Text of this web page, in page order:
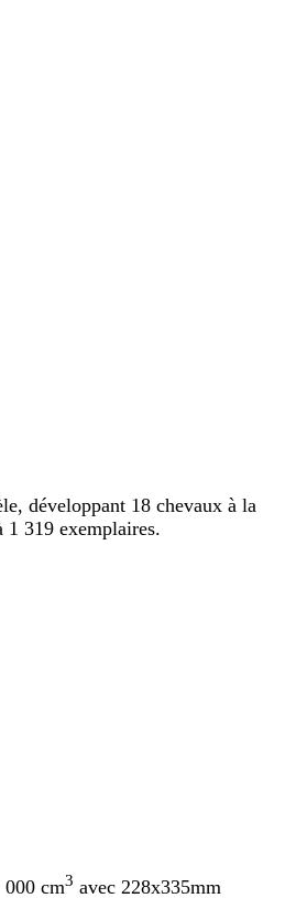
développant 18 chevaux à la
319 exemplaires.
cm3 avec 228x335mm